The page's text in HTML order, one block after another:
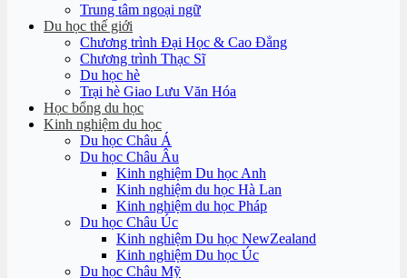
Trung tâm ngoại ngữ
Du học thế giới
Chương trình Đại Học & Cao Đẳng
Chương trình Thạc Sĩ
Du học hè
Trại hè Giao Lưu Văn Hóa
Học bổng du học
Kinh nghiệm du học
Du học Châu Á
Du học Châu Âu
Kinh nghiệm Du học Anh
Kinh nghiệm du học Hà Lan
Kinh nghiệm du học Pháp
Du học Châu Úc
Kinh nghiệm Du học NewZealand
Kinh nghiệm Du học Úc
Du học Châu Mỹ